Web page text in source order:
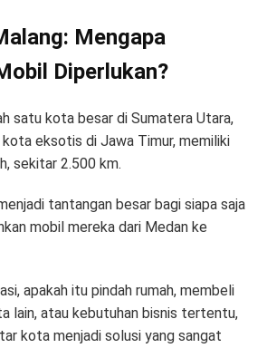
Mengapa
Diperlukan?
satu kota besar di Sumatera Utara,
kota eksotis di Jawa Timur, memiliki
sekitar 2.500 km.
tantangan besar bagi siapa saja
mobil mereka dari Medan ke
apakah itu pindah rumah, membeli
lain, atau kebutuhan bisnis tertentu,
kota menjadi solusi yang sangat